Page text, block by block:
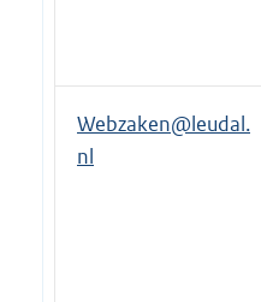
Webzaken@leudal.
nl